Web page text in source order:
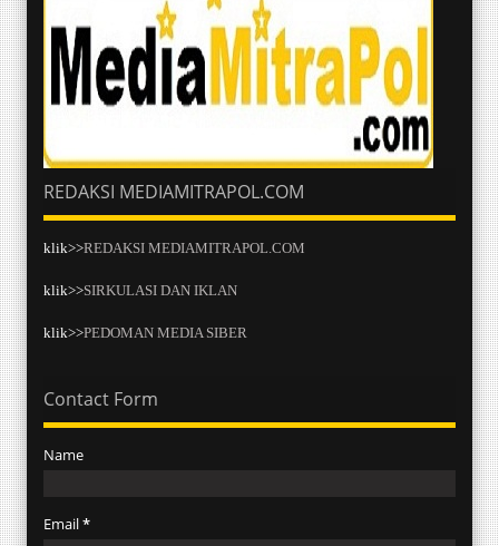
REDAKSI MEDIAMITRAPOL.COM
klik>>REDAKSI MEDIAMITRAPOL.COM
klik>>SIRKULASI DAN IKLAN
klik>>PEDOMAN MEDIA SIBER
Contact Form
Name
Email*